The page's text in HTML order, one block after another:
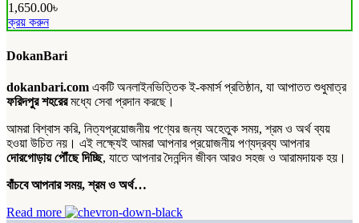
1,650.00৳
ক্রয় করুন
DokanBari
dokanbari.com একটি অনলাইনভিত্তিক ই-কমার্স প্রতিষ্ঠান, যা আপাতত শুধুমাত্র
ফরিদপুর শহরেরমধ্যে সেবা প্রদান করছে।
আমরা বিশ্বাস করি, নিত্যপ্রয়োজনীয় পণ্যের জন্য অহেতুক সময়, শ্রম ও অর্থ ব্যয়
হওয়া উচিত নয়। এই লক্ষ্যেই আমরা আপনার প্রয়োজনীয় পণ্যদ্রব্য আপনার
দোরগোড়ায় পৌঁছে দিচ্ছি, যাতে আপনার দৈনন্দিন জীবন আরও সহজ ও আরামদায়ক হয়।
বাঁচবে আপনার সময়, শ্রম ও অর্থ…
Read more